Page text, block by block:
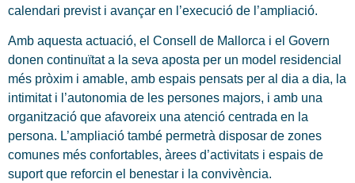
calendari previst i avançar en l’execució de l’ampliació.
Amb aquesta actuació, el Consell de Mallorca i el Govern
donen continuïtat a la seva aposta per un model residencial
més pròxim i amable, amb espais pensats per al dia a dia, la
intimitat i l’autonomia de les persones majors, i amb una
organització que afavoreix una atenció centrada en la
persona. L’ampliació també permetrà disposar de zones
comunes més confortables, àrees d’activitats i espais de
suport que reforcin el benestar i la convivència.